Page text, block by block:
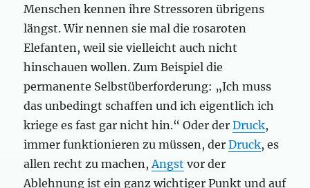
Menschen kennen ihre Stressoren übrigens
längst. Wir nennen sie mal die rosaroten
Elefanten, weil sie vielleicht auch nicht
hinschauen wollen. Zum Beispiel die
permanente Selbstüberforderung: „Ich muss
das unbedingt schaffen und ich eigentlich ich
kriege es fast gar nicht hin.“ Oder derDruck,
immer funktionieren zu müssen, derDruck, es
allen recht zu machen,Angst vor der
Ablehnung ist ein ganz wichtiger Punkt und auf